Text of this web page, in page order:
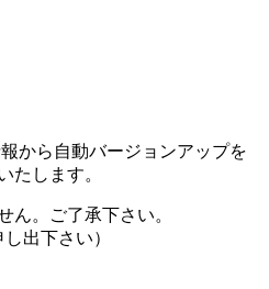
から自動バージョンアップを
たします。
。ご了承下さい。
出下さい）